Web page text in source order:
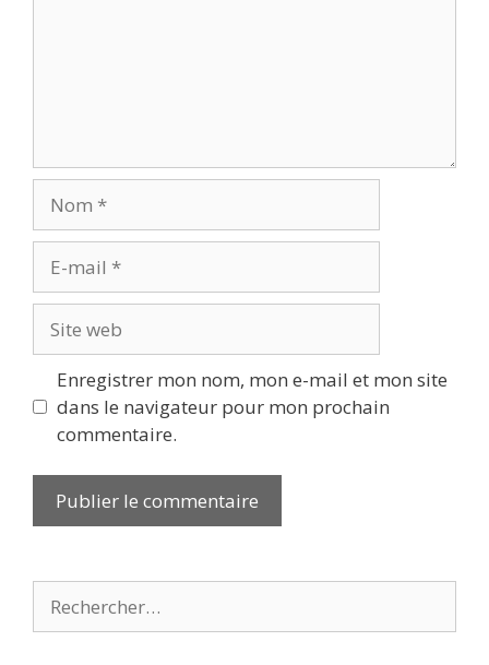
mail
web
Enregistrer mon nom, mon e-mail et mon site
dans le navigateur pour mon prochain
commentaire.